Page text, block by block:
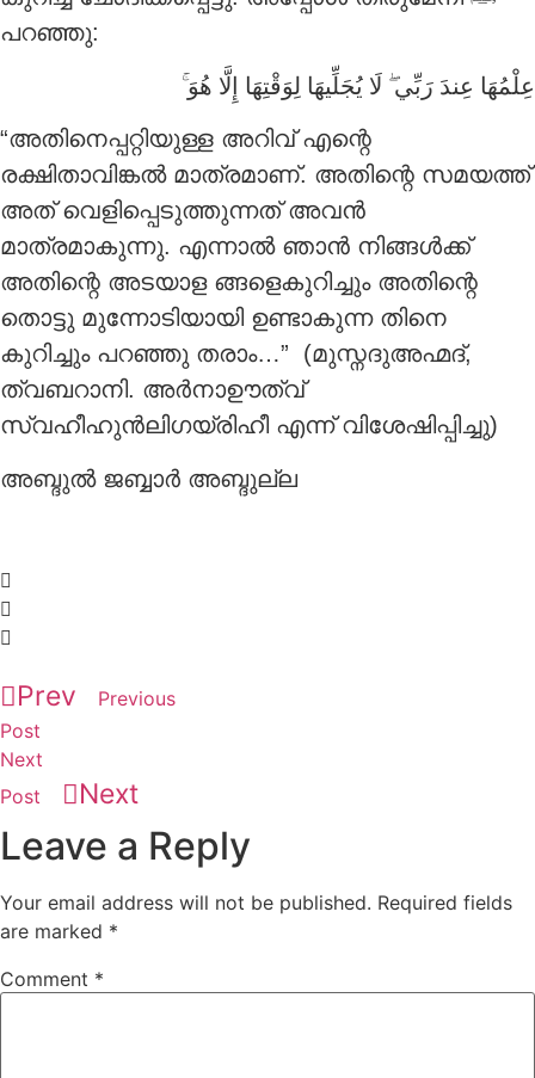
പറഞ്ഞു:
عِلْمُهَا عِندَ رَبِّيۖ لَا يُجَلِّيهَا لِوَقْتِهَا إِلَّا هُوَۚ
“അതിനെപ്പറ്റിയുള്ള അറിവ് എന്റെ
രക്ഷിതാവിങ്കൽ മാത്രമാണ്. അതിന്റെ സമയത്ത്
അത് വെളിപ്പെടുത്തുന്നത് അവൻ
മാത്രമാകുന്നു. എന്നാൽ ഞാൻ നിങ്ങൾക്ക്
അതിന്റെ അടയാള ങ്ങളെകുറിച്ചും അതിന്റെ
തൊട്ടു മുന്നോടിയായി ഉണ്ടാകുന്ന തിനെ
കുറിച്ചും പറഞ്ഞു തരാം…” (മുസ്നദുഅഹ്മദ്,
ത്വബറാനി. അർനാഊത്വ്
സ്വഹീഹുൻലിഗയ്രിഹീ എന്ന് വിശേഷിപ്പിച്ചു)
അബ്ദുൽ ജബ്ബാർ അബ്ദുല്ല
Prev
Previous
Post
Next
Post
Next
Leave a Reply
Your email address will not be published. Required fields
are marked *
Comment *